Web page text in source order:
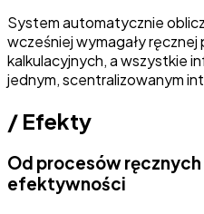
System automatycznie
wcześniej wymagały ręcznej
kalkulacyjnych, a wszystkie
jednym, scentralizowanym
/ Efekty
Od procesów
efektywności